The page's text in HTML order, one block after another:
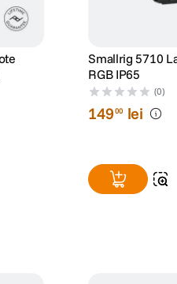
Smallrig 5710
RGB IP65
(0)
14900 lei